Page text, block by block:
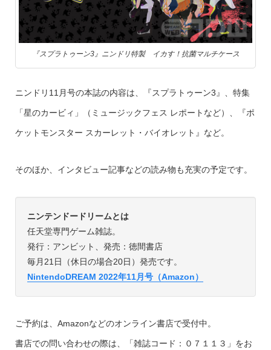
『スプラトゥーン3』ニンドリ特製 イカす！抗菌マルチケース
ニンドリ11月号の本誌の内容は、『スプラトゥーン3』、特集
「星のカービィ」（ミュージックフェス レポートなど）、『ポ
ケットモンスター スカーレット・バイオレット』など。
そのほか、インタビュー記事などの読み物も充実の予定です。
ニンテンドードリームとは
任天堂専門ゲーム雑誌。
発行：アンビット、発売：徳間書店
毎月21日（休日の場合20日）発売です。
NintendoDREAM 2022年11月号（Amazon）
ご予約は、Amazonなどのオンライン書店で受付中。
書店での問い合わせの際は、「雑誌コード：０７１１３」をお